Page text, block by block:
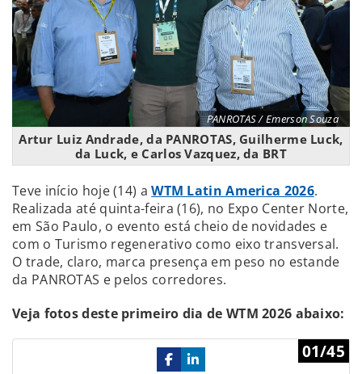
PANROTAS / Emerson Souza
Artur Luiz Andrade, da PANROTAS, Guilherme Luck,
da Luck, e Carlos Vazquez, da BRT
Teve início hoje (14) aWTM Latin America 2026.
Realizada até quinta-feira (16), no Expo Center Norte,
em São Paulo, o evento está cheio de novidades e
com o Turismo regenerativo como eixo transversal.
O trade, claro, marca presença em peso no estande
da PANROTAS e pelos corredores.
Veja fotos deste primeiro dia de WTM 2026 abaixo:
01/45
Previous